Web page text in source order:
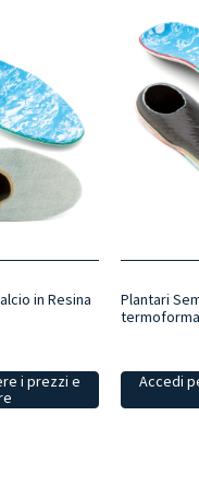
in Resina
i prezzi e
Plantari
Accedi